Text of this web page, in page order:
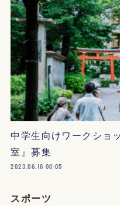
中学生向けワークショ
室』募集
2023.06.16 00:05
スポーツ